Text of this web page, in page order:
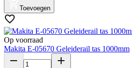
Toevoegen
Op voorraad
Makita E-05670 Geleiderail tas 1000mm